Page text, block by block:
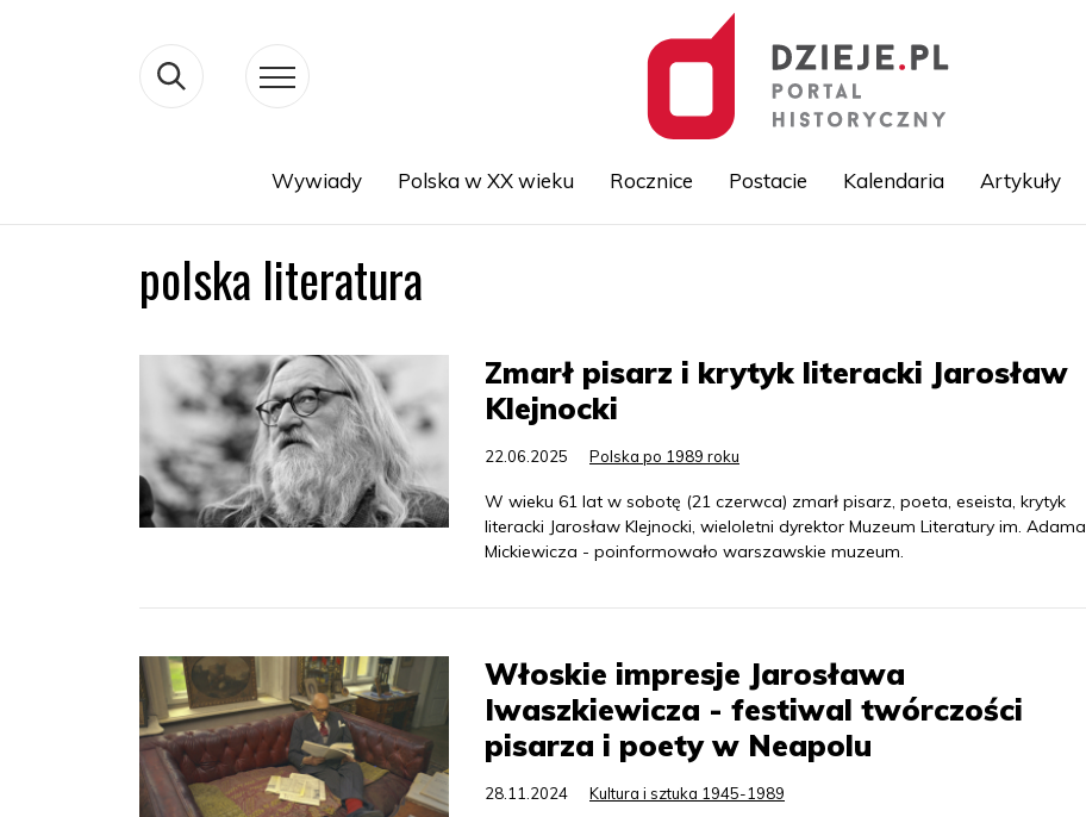
Wywiady Polska w XX wieku Rocznice Postacie Kalendaria Artykuły
polska literatura
Zmarł pisarz i krytyk literacki Jarosław
Klejnocki
22.06.2025 Polska po 1989 roku
W wieku 61 lat w sobotę (21 czerwca) zmarł pisarz, poeta, eseista, krytyk
literacki Jarosław Klejnocki, wieloletni dyrektor Muzeum Literatury im. Adama
Mickiewicza - poinformowało warszawskie muzeum.
Włoskie impresje Jarosława
Iwaszkiewicza - festiwal twórczości
pisarza i poety w Neapolu
28.11.2024 Kultura i sztuka 1945-1989